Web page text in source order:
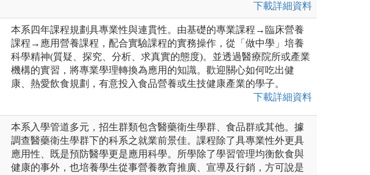
下載詳細資料
本系四年課程規劃具專業性與連貫性。由基礎的專業課程→臨床營養
課程→應用營養課程，配合實驗課程的實務操作，從「做中學」培養
科學精神(質疑、探究、分析、求真實的態度)。並透過醫療院所或產業
機構的實習，將專業學理轉換為應用的知識。歡迎關心如何吃出健
康、熱愛飲食規劃，有意投入食品營養或生技健康產業的學子。
下載詳細資料
本系入學管道多元，招生群類包含醫藥衛生學群、食品群或其他。據
調查醫藥衛生學群下的科系之就業前景佳。課程除了具專業性外更具
應用性、既是預防醫學更是應用科學。所學除了學習管理均衡飲食與
健康的事外，也培養學生從事營養教育推廣、宣導及行銷，方可說是